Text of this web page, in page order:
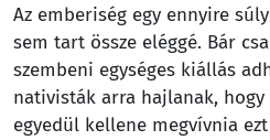
Az emberiség egy ennyire
sem tart össze eléggé. Bár
szembeni egységes kiállás
nativisták arra hajlanak,
egyedül kellene megvívnia